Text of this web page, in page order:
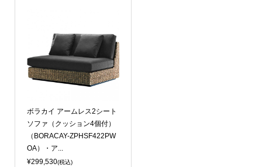
ボラカイ アームレス2シート
ソファ（クッション4個付）
（BORACAY-ZPHSF422PW
OA）・ア...
¥299,530(税込)